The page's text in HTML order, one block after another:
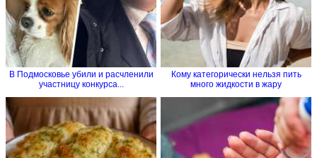
В Подмосковье убили и расчленили
участницу конкурса...
Кому категорически нельзя пить
много жидкости в жару